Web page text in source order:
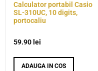
Calculator portabil Casio
SL-310UC, 10 digits,
portocaliu
59.90 lei
ADAUGA IN COS